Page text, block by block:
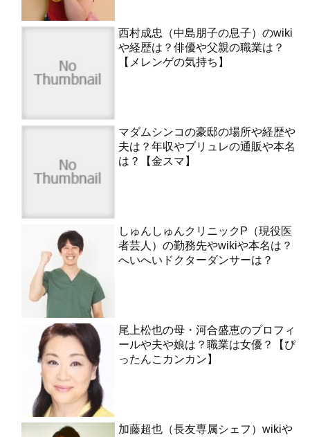
西村成忠（中島朋子の息子）のwiki
や経歴は？俳優や父親の職業は？
【メレンゲの気持ち】
マダムシンコの豪邸の場所や経歴や
夫は？年収やブリュレの通販や本名
は？【金スマ】
しゅんしゅんクリニックP（現役医
者芸人）の勤務先やwikiや本名は？
へいへいドクターダンサーは？
尾上松也の母・河合盛恵のプロフィ
ールや夫や娘は？職業は女優？【ぴ
ったんこカンカン】
加藤超也（長友専属シェフ）wikiや